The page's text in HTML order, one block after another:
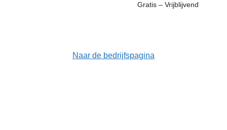
Gratis – Vrijblijvend
Naar de bedrijfspagina